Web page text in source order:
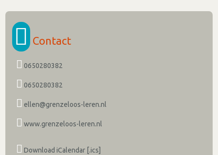
Contact
0650280382
0650280382
ellen@grenzeloos-leren.nl
www.grenzeloos-leren.nl
Download iCalendar [.ics]